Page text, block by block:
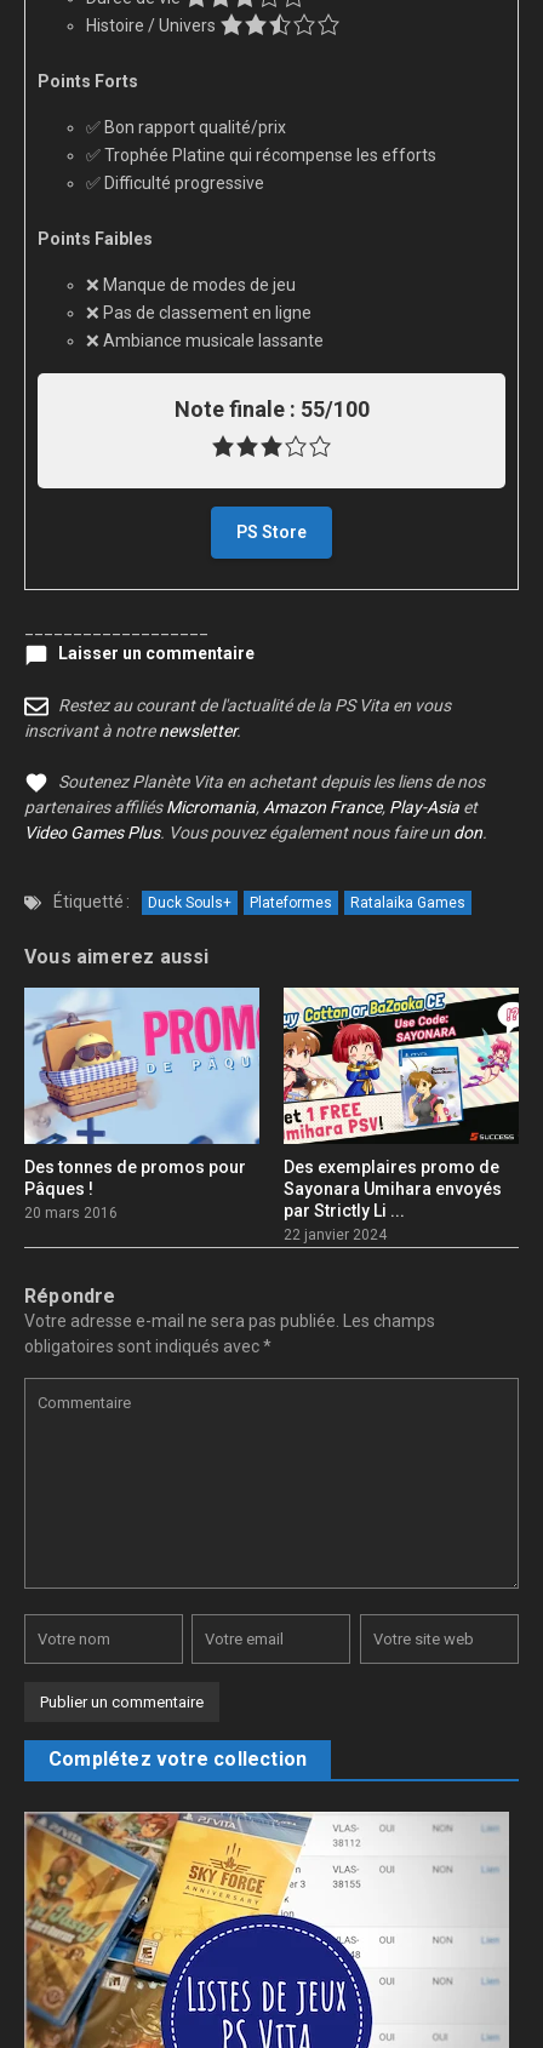
Histoire / Univers
Points Forts
✅ Bon rapport qualité/prix
✅ Trophée Platine qui récompense les efforts
✅ Difficulté progressive
Points Faibles
❌ Manque de modes de jeu
❌ Pas de classement en ligne
❌ Ambiance musicale lassante
Note finale : 55/100
PS Store
Laisser un commentaire
Restez au courant de l'actualité de la PS Vita en vous
inscrivant à notrenewsletter.
Soutenez Planète Vita en achetant depuis les liens de nos
partenaires affiliésMicromania, Amazon France, Play-Asia et
Video Games Plus. Vous pouvez également nous faire un don.
Étiquetté : Duck Souls+ Plateformes Ratalaika Games
Vous aimerez aussi
Des tonnes de promos pour
Pâques !
20 mars 2016
Des exemplaires promo de
Sayonara Umihara envoyés
par Strictly Li ...
22 janvier 2024
Répondre
Votre adresse e-mail ne sera pas publiée. Les champs
obligatoires sont indiqués avec*
Complétez votre collection